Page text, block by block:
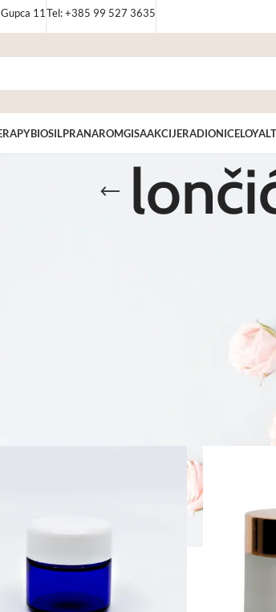
11 Tel: +385 99 527 3635
BIOSILPRANAROMGISAAKCIJERADIONICE
kozmetičke pripravke. U ovoj kategoriji Kemig4U
i sigurno pakiranje. Svaki proizvod odlikuje se
praktičnosti često se koriste i u edukacijske ili
staklenih lončića na vašu adresu. Otkrijte našu